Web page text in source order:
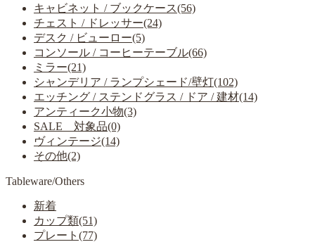
キャビネット / ブックケース(56)
チェスト / ドレッサー(24)
デスク / ビューロー(5)
コンソール / コーヒーテーブル(66)
ミラー(21)
シャンデリア / ランプシェード/壁灯(102)
エッチング / ステンドグラス / ドア / 建材(14)
アンティーク小物(3)
SALE 対象品(0)
ヴィンテージ(14)
その他(2)
Tableware/Others
新着
カップ類(51)
プレート(77)